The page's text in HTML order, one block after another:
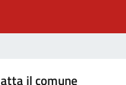
il comune